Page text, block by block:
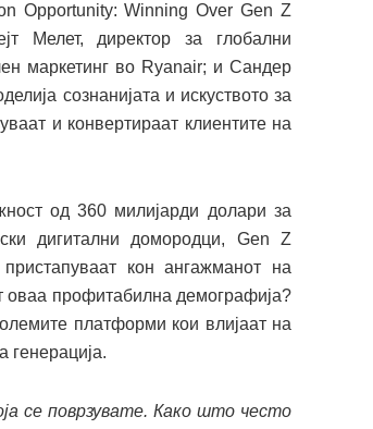
Opportunity: Winning Over Gen Z
Мелет, директор за глобални
маркетинг во Ryanair; и Сандер
сознанијата и искуството за
и конвертираат клиентите на
од 360 милијарди долари за
дигитални домородци, Gen Z
кон ангажманот на
оваа профитабилна демографија?
платформи кои влијаат на
генерација.
се поврзувате. Како што често